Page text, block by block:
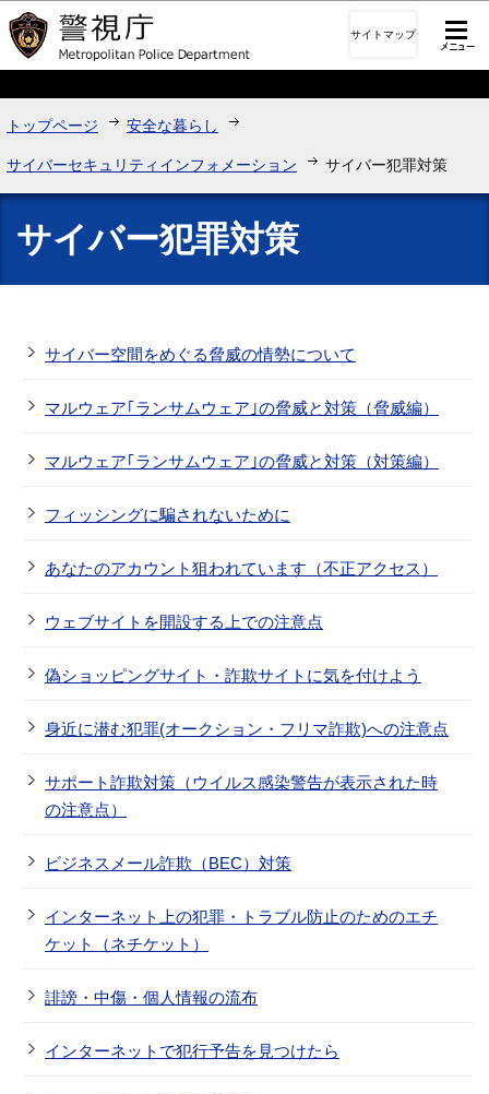
このページの本文へ移動
サイトマップ
トップページ 安全な暮らし
サイバーセキュリティインフォメーション サイバー犯罪対策
サイバー犯罪対策
サイバー空間をめぐる脅威の情勢について
マルウェア｢ランサムウェア｣の脅威と対策（脅威編）
マルウェア｢ランサムウェア｣の脅威と対策（対策編）
フィッシングに騙されないために
あなたのアカウント狙われています（不正アクセス）
ウェブサイトを開設する上での注意点
偽ショッピングサイト・詐欺サイトに気を付けよう
身近に潜む犯罪(オークション・フリマ詐欺)への注意点
サポート詐欺対策（ウイルス感染警告が表示された時
の注意点）
ビジネスメール詐欺（BEC）対策
インターネット上の犯罪・トラブル防止のためのエチ
ケット（ネチケット）
誹謗・中傷・個人情報の流布
インターネットで犯行予告を見つけたら